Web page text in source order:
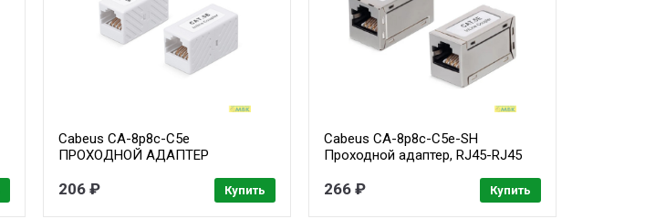
Cabeus CA-8p8c-C5e
ПРОХОДНОЙ АДАПТЕР
КАТЕГОРИЯ 5E
206 ₽ Купить
Cabeus CA-8p8c-C5e-SH
Проходной адаптер, RJ45-RJ45
экранированный
266 ₽ Купить